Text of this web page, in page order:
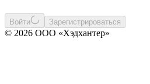
Войти Зарегистрироваться
© 2026 ООО «Хэдхантер»